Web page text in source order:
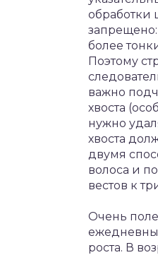
обработки
запрещено:
более
Поэтому
важно
хвоста
нужно
хвоста
двумя
волоса и
вестов к
Очень
роста. В